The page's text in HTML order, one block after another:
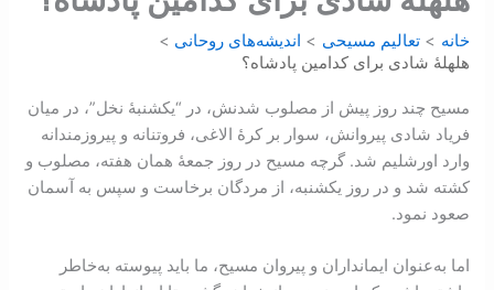
خانه تعالیم مسیحی
اندیشه‌های روحانی
هلهلۀ شادی برای کدامین پادشاه؟
مسیح چند روز پیش از مصلوب شدنش، در “یکشنبۀ نخل”، در میان
فرياد شادی پیروانش، سوار بر کرۀ الاغی، فروتنانه و پیروزمندانه
وارد اورشلیم شد. گرچه مسيح در روز جمعۀ همان هفته، مصلوب و
کشته شد و در روز يکشنبه، از مردگان برخاست و سپس به آسمان
صعود نمود.
اما به‌عنوان ايمانداران و پيروان مسيح، ما بايد پيوسته به‌خاطر